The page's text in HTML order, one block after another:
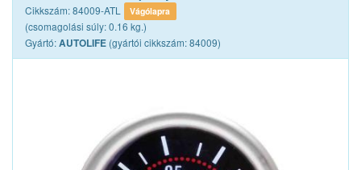
Cikkszám: 84009-ATL Vágólapra
(csomagolási súly: 0.16 kg.)
Gyártó:AUTOLIFE (gyártói cikkszám: 84009)